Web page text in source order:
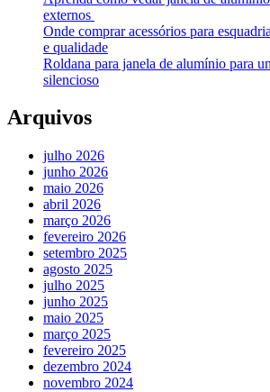
externos
Onde comprar acessórios para
e qualidade
Roldana para janela de alumínio para
silencioso
Arquivos
julho 2026
junho 2026
maio 2026
abril 2026
março 2026
fevereiro 2026
setembro 2025
agosto 2025
julho 2025
junho 2025
maio 2025
março 2025
fevereiro 2025
dezembro 2024
novembro 2024